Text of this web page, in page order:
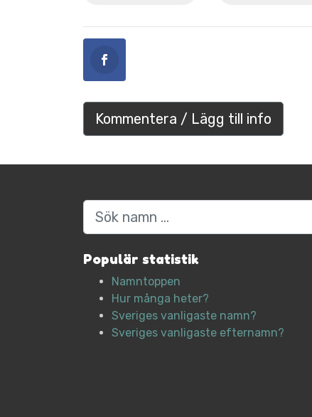
Kommentera / Lägg till info
Sök
Populär statistik
Namntoppen
Hur många heter?
Sveriges vanligaste namn?
Sveriges vanligaste efternamn?